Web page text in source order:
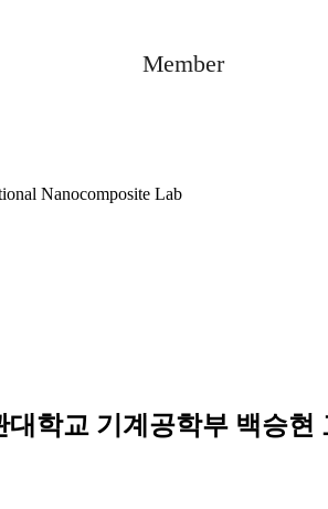
Member
Nanocomposite Lab
학교 기계공학부 백승